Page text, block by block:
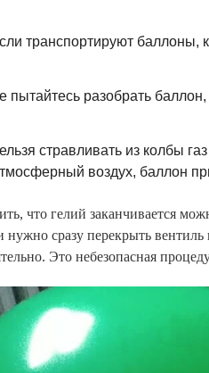
транспортируют баллоны,
пытайтесь разобрать
стравливать из колбы
воздух, баллон
что гелий заканчивается
нужно сразу перекрыть
Это небезопасная